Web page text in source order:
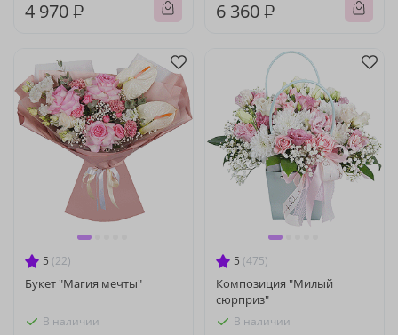
4 970 ₽ 6 360 ₽
5 (22)
Букет "Магия мечты"
В наличии
5 (475)
Композиция "Милый
сюрприз"
В наличии